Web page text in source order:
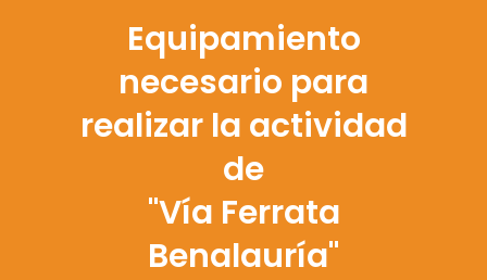
Equipamiento
necesario para
realizar la actividad
de
"Vía Ferrata
Benalauría"